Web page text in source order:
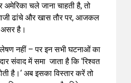
चले जाना चाहती है, तो
ढांचे और खास तौर पर, आजकल
है।
नहीं – पर इन सभी घटनाओं का
संवाद में समा जाता है कि ‘रिश्वत
है।‘ अब इसका विस्तार करें तो